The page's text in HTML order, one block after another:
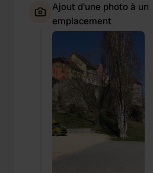
Ajout d'une photo à un
emplacement